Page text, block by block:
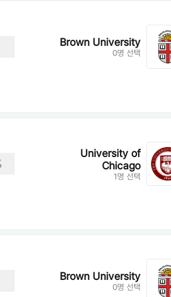
Brown University
0명 선택
University of
Chicago
1명 선택
Brown University
0명 선택